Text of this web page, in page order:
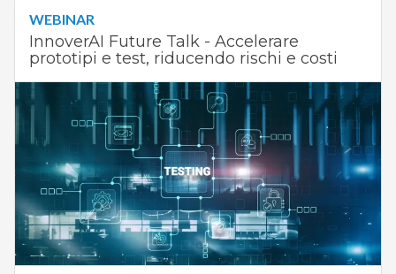
WEBINAR
InnoverAI Future Talk - Accelerare
prototipi e test, riducendo rischi e costi